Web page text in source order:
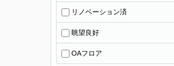
リノベーション済
眺望良好
OAフロア